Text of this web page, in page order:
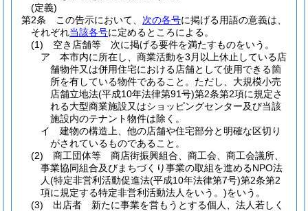
(定義)
第2条
この告示において、 次の各号に掲げる用語の意義は、
それぞれ当該各号に定めるところによる。
(1)
空き店舗等 次に掲げる要件を満たすものをいう。
ア
本市内に所在し、商業活動を3月以上休止している店
舗物件又は併用住宅における店舗として使用できる箇
所を有している物件であること。 ただし、大規模小売
店舗立地法(平成10年法律第91号)第2条第2項に規定さ
れる大型商業施設又はショッピングセンター及び当該
施設内のテナント物件は除く。
イ
建物の構造上、他の店舗や住宅部分と明確な区切り
がされているものであること。
(2)
商工団体等 商店街振興組合、商工会、商工会議所、
事業協同組合及びまちづくり事業の取組を進めるNPO法
人(特定非営利活動促進法(平成10年法律第7号)第2条第2
項に規定する特定非営利活動法人をいう。)をいう。
(3)
出店者 新たに事業を営もうとする個人、法人若しく